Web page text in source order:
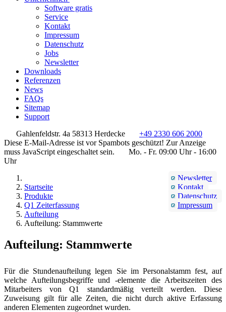
Software gratis
Service
Kontakt
Impressum
Datenschutz
Jobs
Newsletter
Downloads
Referenzen
News
FAQs
Sitemap
Support
Gahlenfeldstr. 4a 58313 Herdecke
+49 2330 606 2000
Diese E-Mail-Adresse ist vor Spambots geschützt! Zur Anzeige
muss JavaScript eingeschaltet sein.
Mo. - Fr. 09:00 Uhr - 16:00
Uhr
Newsletter
Kontakt
Datenschutz
Impressum
Startseite
Produkte
Q1 Zeiterfassung
Aufteilung
Aufteilung: Stammwerte
Aufteilung: Stammwerte
Für die Stundenaufteilung legen Sie im Personalstamm fest, auf
welche Aufteilungsbegriffe und -elemente die Arbeitszeiten des
Mitarbeiters von Q1 standardmäßig verteilt werden. Diese
Zuweisung gilt für alle Zeiten, die nicht durch aktive Erfassung
anderen Elementen zugeordnet wurden.